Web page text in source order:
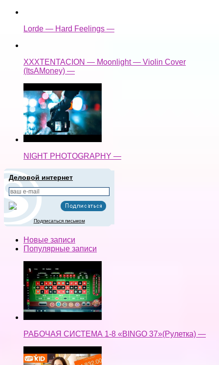
Lorde — Hard Feelings —
XXXTENTACION — Moonlight — Violin Cover
(ItsAMoney) —
NIGHT PHOTOGRAPHY —
Деловой интернет
Подписаться письмом
Новые записи
Популярные записи
РАБОЧАЯ СИСТЕМА 1-8 «BINGO 37»(Рулетка) —